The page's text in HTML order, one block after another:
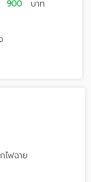
900
บาท
ไฟฉาย